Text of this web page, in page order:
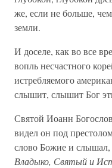
же, если не больше,
земли.
И доселе, как во все
вопль несчастного
истребляемого
слышит, слышит Бог
Святой Иоанн
видел он под
слово Божие и слышал,
Владыко, Святый и